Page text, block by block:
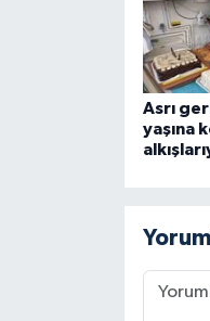
Asrı
yaşına